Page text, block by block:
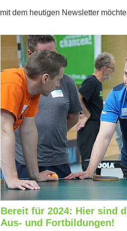
mit dem heutigen Newsletter
Bereit für 2024: Hier sind
Aus- und Fortbildungen!